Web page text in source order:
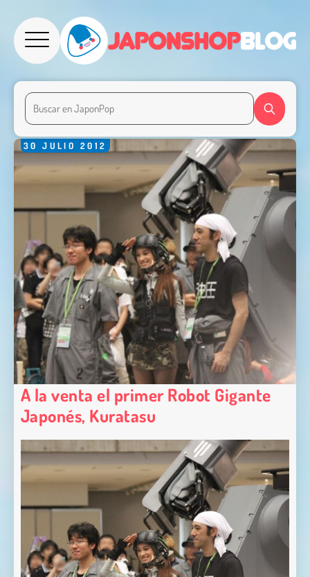
30 JULIO 2012
A la venta el primer Robot Gigante
Japonés, Kuratasu